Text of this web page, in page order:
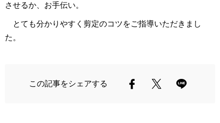
させるか、お手伝い。
とても分かりやすく剪定のコツをご指導いただきまし
た。
この記事をシェアする